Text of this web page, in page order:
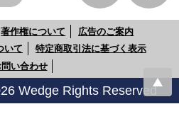
著作権について
広告のご案内
いて
特定商取引法に基づく表示
問い合わせ
Wedge Rights Reserved